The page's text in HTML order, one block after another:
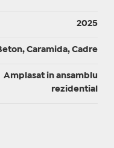
2025
Caramida, Cadre
Amplasat in ansamblu
rezidential